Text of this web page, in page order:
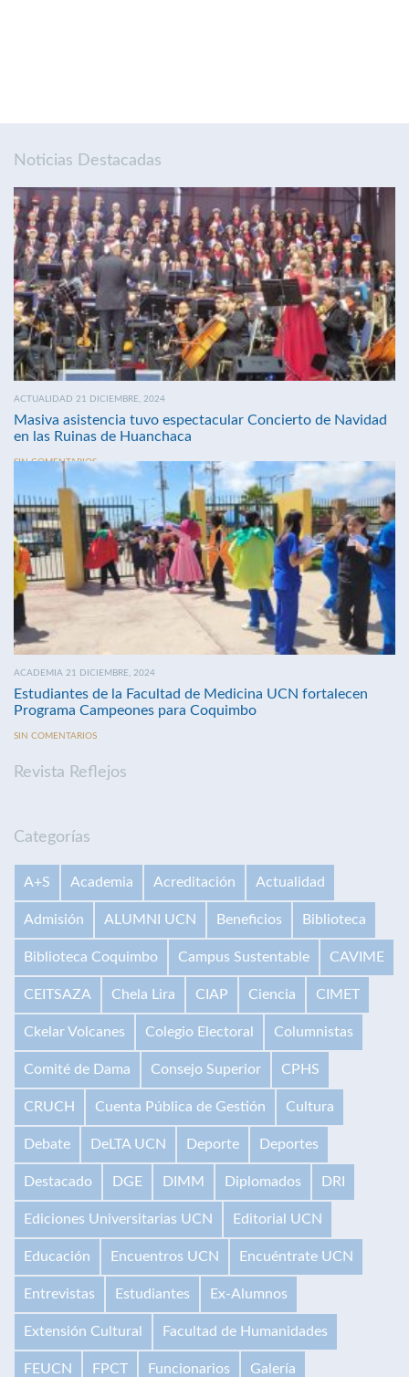
Noticias Destacadas
ACTUALIDAD 21 DICIEMBRE, 2024
Masiva asistencia tuvo espectacular Concierto de Navidad
en las Ruinas de Huanchaca
SIN COMENTARIOS
ACADEMIA 21 DICIEMBRE, 2024
Estudiantes de la Facultad de Medicina UCN fortalecen
Programa Campeones para Coquimbo
SIN COMENTARIOS
Revista Reflejos
Categorías
A+S Academia Acreditación Actualidad
Admisión ALUMNI UCN Beneficios Biblioteca
Biblioteca Coquimbo Campus Sustentable CAVIME
CEITSAZA Chela Lira CIAP Ciencia CIMET
Ckelar Volcanes Colegio Electoral Columnistas
Comité de Dama Consejo Superior CPHS
CRUCH Cuenta Pública de Gestión Cultura
Debate DeLTA UCN Deporte Deportes
Destacado DGE DIMM Diplomados DRI
Ediciones Universitarias UCN Editorial UCN
Educación Encuentros UCN Encuéntrate UCN
Entrevistas Estudiantes Ex-Alumnos
Extensión Cultural Facultad de Humanidades
FEUCN FPCT Funcionarios Galería